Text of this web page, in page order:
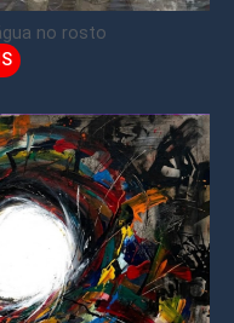
no rosto